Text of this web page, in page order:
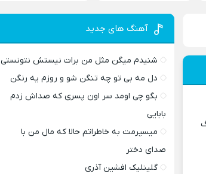
آهنگ های جدید
شنیدم میگن مثل من برات نیستش نتونستی
دل مه بی تو چه تنگن شو و روزم یه رنگن
بگو چی اومد سر اون پسری که صداش زدم
بابایی
میسپرمت به خاطراتم حالا که مال من با
صدای دختر
گلینلیک افشین آذری